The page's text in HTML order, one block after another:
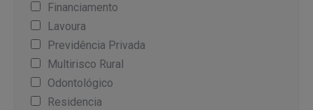
Financiamento
Lavoura
Previdência Privada
Multirisco Rural
Odontológico
Residencia